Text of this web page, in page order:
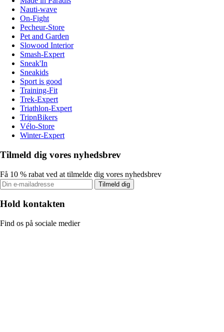
Nauti-wave
On-Fight
Pecheur-Store
Pet and Garden
Slowood Interior
Smash-Expert
Sneak'In
Sneakids
Sport is good
Training-Fit
Trek-Expert
Triathlon-Expert
TripnBikers
Vélo-Store
Winter-Expert
Tilmeld dig vores nyhedsbrev
Få 10 % rabat ved at tilmelde dig vores nyhedsbrev
Tilmeld dig
Hold kontakten
Find os på sociale medier